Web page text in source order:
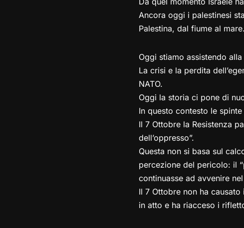
Ancora oggi i palestinesi
Palestina, dal fiume al mare.
Oggi stiamo assistendo
La crisi e la perdita
NATO.
Oggi la storia ci pone di
In questo contesto le
Il 7 Ottobre la Resistenza
dell’oppresso”.
Questa non si basa sul
percezione del pericolo: il
continuasse ad avvenire
Il 7 Ottobre non ha
in atto e ha riacceso i